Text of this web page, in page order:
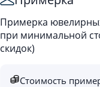
Примерка
при минимальной
скидок)
Стоимость